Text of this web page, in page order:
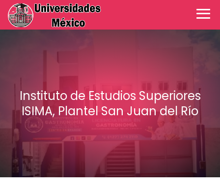
Instituto de Estudios Superiores
ISIMA, Plantel San Juan del Río